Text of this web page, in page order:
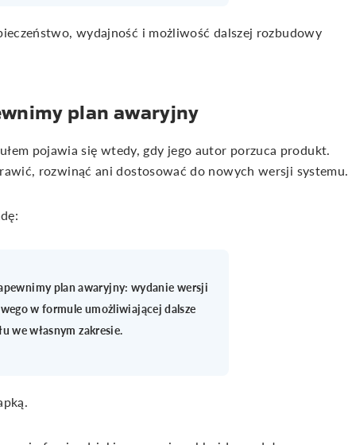
wydajność i możliwość dalszej rozbudowy
plan awaryjny
pojawia się wtedy, gdy jego autor porzuca produkt.
rozwinąć ani dostosować do nowych wersji systemu.
plan awaryjny: wydanie wersji
w formule umożliwiającej dalsze
we własnym zakresie.